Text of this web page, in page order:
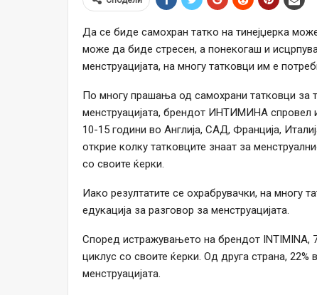
Да се ​​биде самохран татко на тинејџерка
може да биде стресен, а понекогаш и
менструацијата, на многу татковци им е
По многу прашања од самохрани татковци за
менструацијата, брендот ИНТИМИНА спровел
10-15 години во Англија, САД, Франција,
открие колку татковците знаат за
со своите ќерки.
Иако резултатите се охрабрувачки, на многу
едукација за разговор за менструацијата.
Според истражувањето на брендот INTIMINA,
циклус со своите ќерки. Од друга страна,
менструацијата.